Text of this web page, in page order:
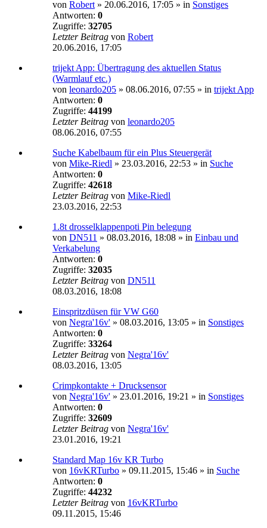
von Robert » 20.06.2016, 17:05 » in Sonstiges
Antworten: 0
Zugriffe: 32705
Letzter Beitrag von Robert
20.06.2016, 17:05
trijekt App: Übertragung des aktuellen Status
(Warmlauf etc.)
von leonardo205 » 08.06.2016, 07:55 » in trijekt App
Antworten: 0
Zugriffe: 44199
Letzter Beitrag von leonardo205
08.06.2016, 07:55
Suche Kabelbaum für ein Plus Steuergerät
von Mike-Riedl » 23.03.2016, 22:53 » in Suche
Antworten: 0
Zugriffe: 42618
Letzter Beitrag von Mike-Riedl
23.03.2016, 22:53
1.8t drosselklappenpoti Pin belegung
von DN511 » 08.03.2016, 18:08 » in Einbau und
Verkabelung
Antworten: 0
Zugriffe: 32035
Letzter Beitrag von DN511
08.03.2016, 18:08
Einspritzdüsen für VW G60
von Negra'16v' » 08.03.2016, 13:05 » in Sonstiges
Antworten: 0
Zugriffe: 33264
Letzter Beitrag von Negra'16v'
08.03.2016, 13:05
Crimpkontakte + Drucksensor
von Negra'16v' » 23.01.2016, 19:21 » in Sonstiges
Antworten: 0
Zugriffe: 32609
Letzter Beitrag von Negra'16v'
23.01.2016, 19:21
Standard Map 16v KR Turbo
von 16vKRTurbo » 09.11.2015, 15:46 » in Suche
Antworten: 0
Zugriffe: 44232
Letzter Beitrag von 16vKRTurbo
09.11.2015, 15:46